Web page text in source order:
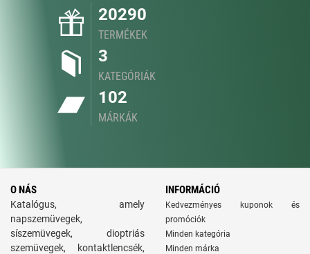
20290
TERMÉKEK
3
KATEGÓRIÁK
102
MÁRKÁK
O NÁS
Katalógus, amely
napszemüvegek,
síszemüvegek, dioptriás
szemüvegek, kontaktlencsék,
INFORMÁCIÓ
Kedvezményes kuponok és
promóciók
Minden kategória
Minden márka